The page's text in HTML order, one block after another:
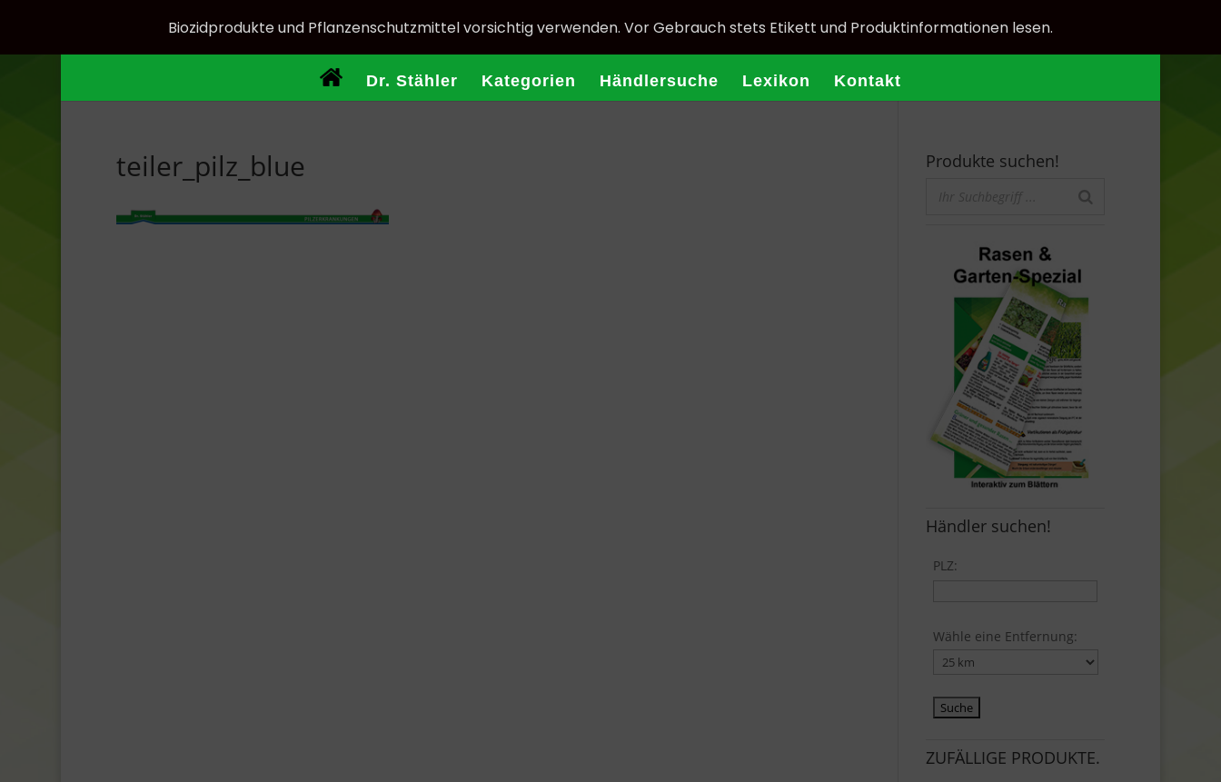
Dr. Stähler Kategorien Händlersuche Lexikon Kontakt
teiler_pilz_blue Produkte suchen!
Händler suchen!
PLZ:
Wähle eine Entfernung:
ZUFÄLLIGE PRODUKTE.
Biozidprodukte und Pflanzenschutzmittel vorsichtig verwenden. Vor Gebrauch stets Etikett und Produktinformationen lesen.